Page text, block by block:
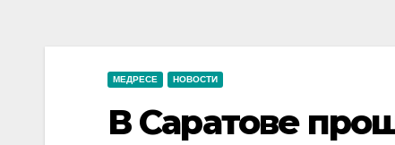
МЕДРЕСЕ НОВОСТИ
В Саратове